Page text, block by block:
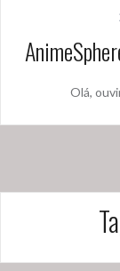
Olá,